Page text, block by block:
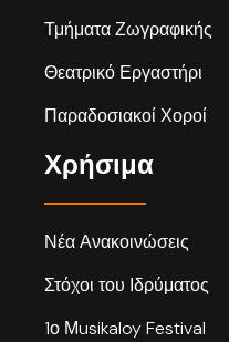
Τμήματα Ζωγραφικής
Θεατρικό Εργαστήρι
Παραδοσιακοί Χοροί
Χρήσιμα
Νέα Ανακοινώσεις
Στόχοι του Ιδρύματος
1ο Μusikaloy Festival